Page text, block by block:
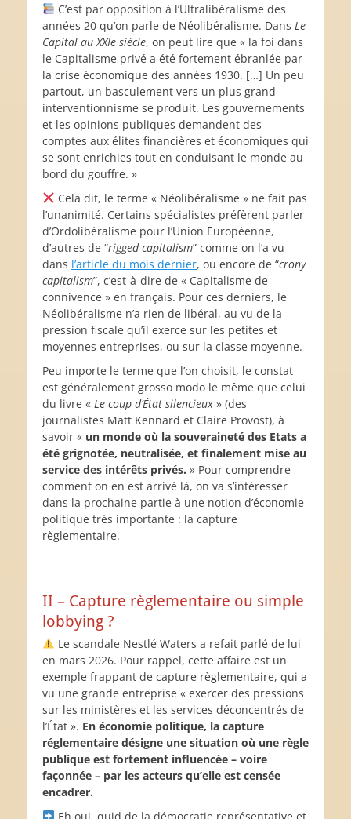
C’est par opposition à l’Ultralibéralisme des
années 20 qu’on parle de Néolibéralisme. Dans Le
Capital au XXIe siècle, on peut lire que « la foi dans
le Capitalisme privé a été fortement ébranlée par
la crise économique des années 1930. […] Un peu
partout, un basculement vers un plus grand
interventionnisme se produit. Les gouvernements
et les opinions publiques demandent des
comptes aux élites financières et économiques qui
se sont enrichies tout en conduisant le monde au
bord du gouffre. »
Cela dit, le terme « Néolibéralisme » ne fait pas
l’unanimité. Certains spécialistes préfèrent parler
d’Ordolibéralisme pour l’Union Européenne,
d’autres de “rigged capitalism” comme on l’a vu
dans l’article du mois dernier, ou encore de “crony
capitalism”, c’est-à-dire de « Capitalisme de
connivence » en français. Pour ces derniers, le
Néolibéralisme n’a rien de libéral, au vu de la
pression fiscale qu’il exerce sur les petites et
moyennes entreprises, ou sur la classe moyenne.
Peu importe le terme que l’on choisit, le constat
est généralement grosso modo le même que celui
du livre « Le coup d’État silencieux » (des
journalistes Matt Kennard et Claire Provost), à
savoir « un monde où la souveraineté des Etats a
été grignotée, neutralisée, et finalement mise au
service des intérêts privés. » Pour comprendre
comment on en est arrivé là, on va s’intéresser
dans la prochaine partie à une notion d’économie
politique très importante : la capture
règlementaire.
II – Capture règlementaire ou simple
lobbying ?
Le scandale Nestlé Waters a refait parlé de lui
en mars 2026. Pour rappel, cette affaire est un
exemple frappant de capture règlementaire, qui a
vu une grande entreprise « exercer des pressions
sur les ministères et les services déconcentrés de
l’État ». En économie politique, la capture
réglementaire désigne une situation où une règle
publique est fortement influencée – voire
façonnée – par les acteurs qu’elle est censée
encadrer.
Eh oui, quid de la démocratie représentative et